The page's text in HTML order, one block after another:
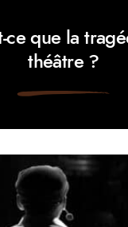
ce que la
théâtre ?